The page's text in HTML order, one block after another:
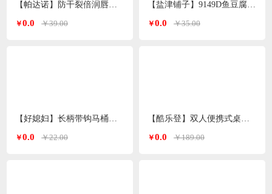
￥0.0 ￥39.00
￥0.0 ￥22.00
￥0.0 ￥35.00
￥0.0 ￥189.00